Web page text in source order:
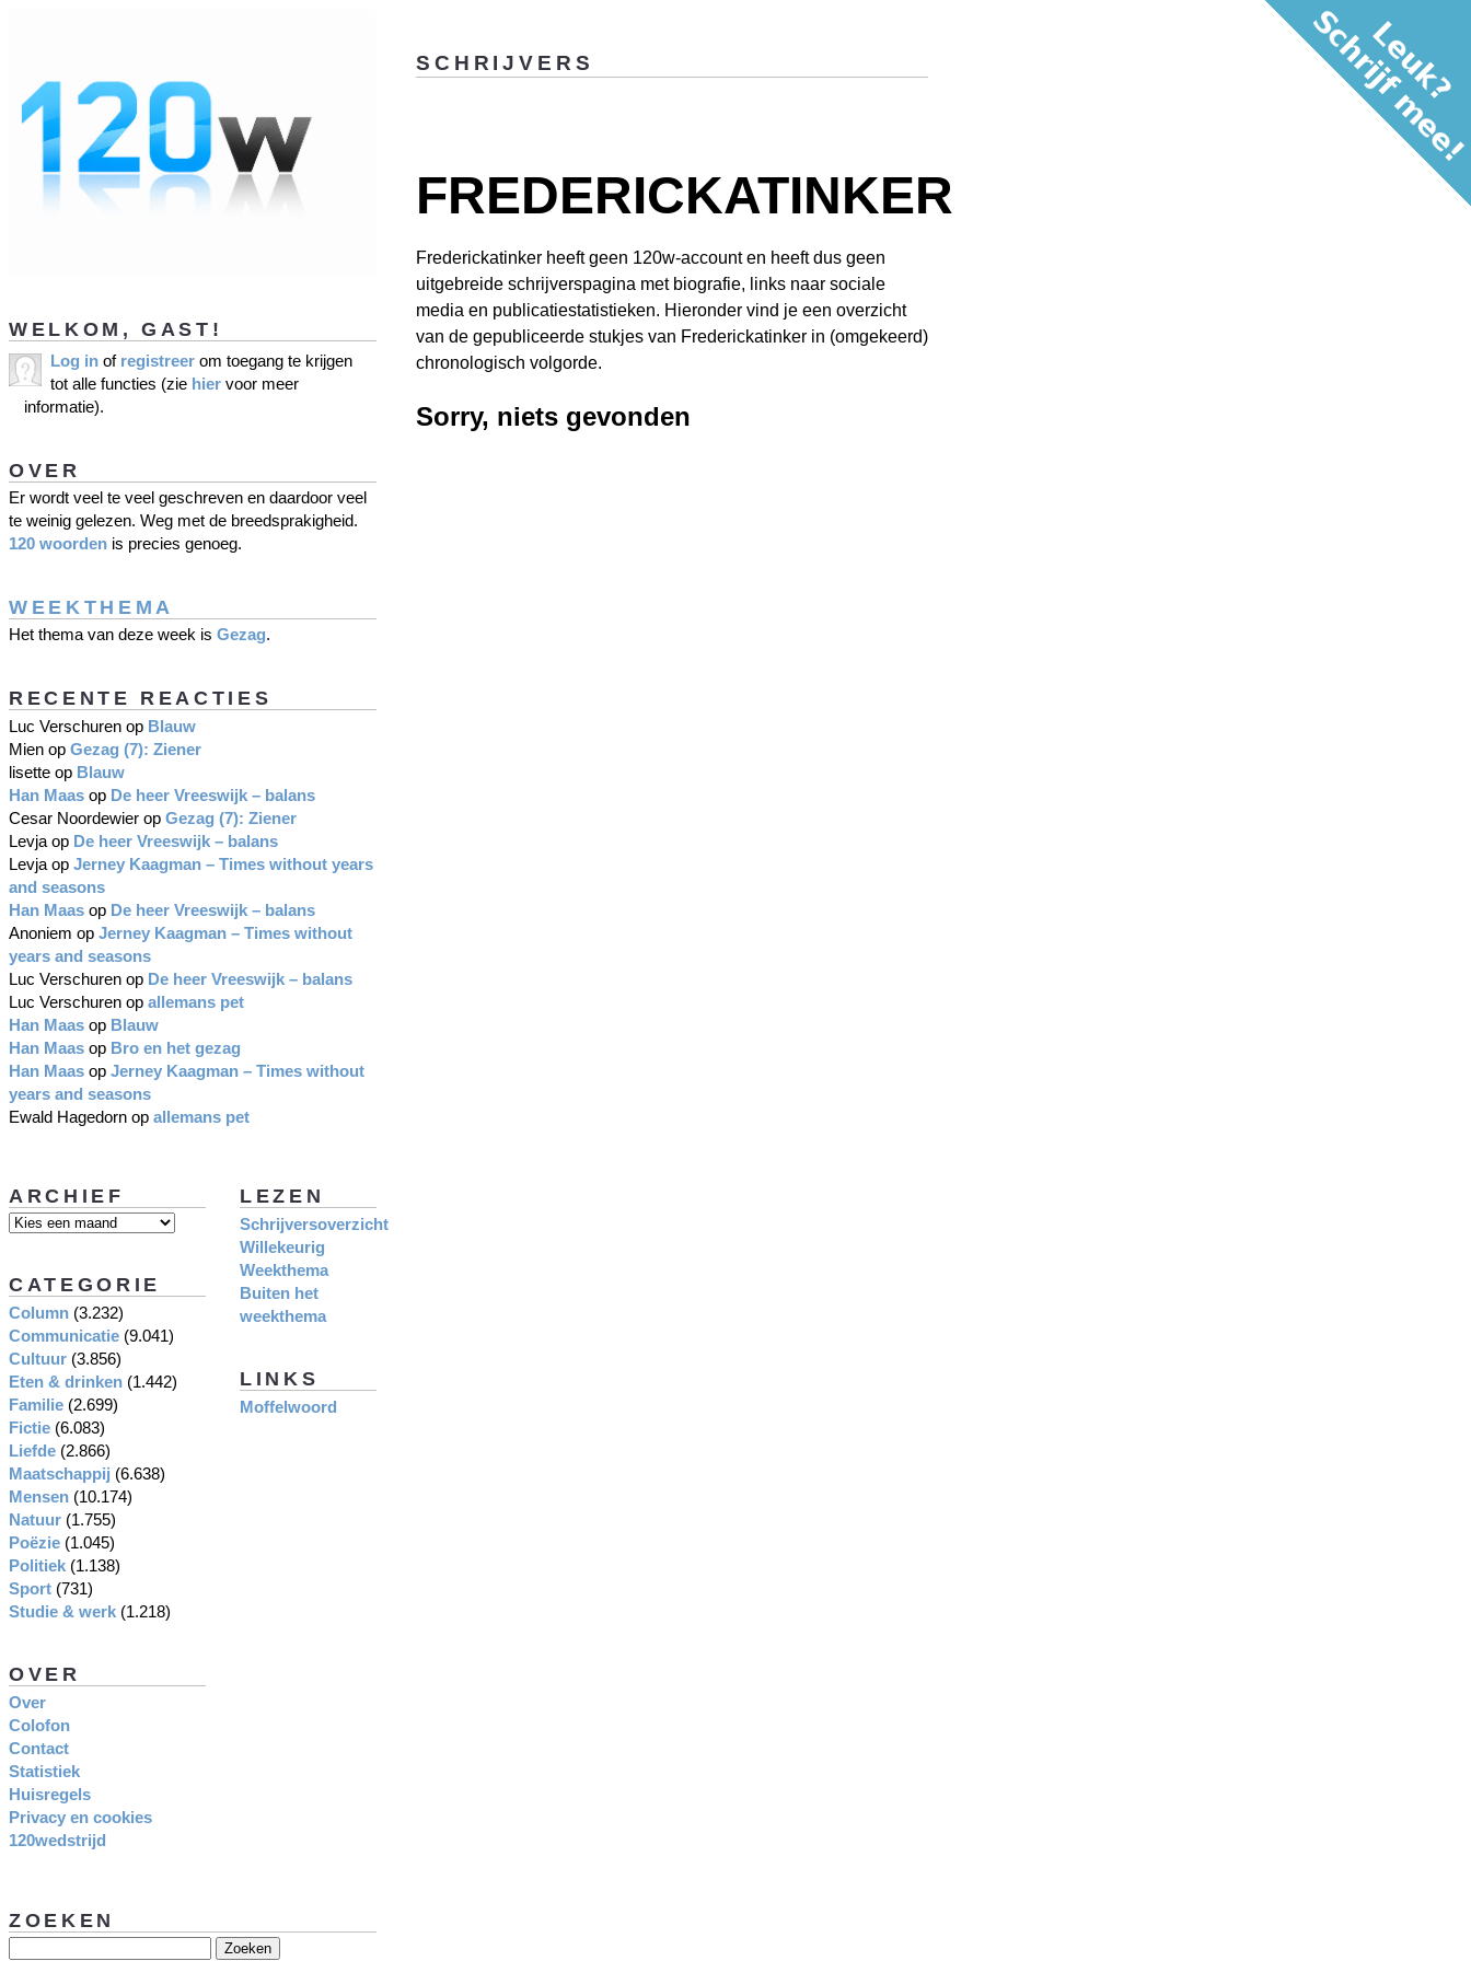
SCHRIJVERS
FREDERICKATINKER
Frederickatinker heeft geen 120w-account en heeft dus geen
uitgebreide schrijverspagina met biografie, links naar sociale
media en publicatiestatistieken. Hieronder vind je een overzicht
van de gepubliceerde stukjes van Frederickatinker in (omgekeerd)
chronologisch volgorde.
Sorry, niets gevonden
WELKOM, GAST!
Log in of registreer om toegang te krijgen
tot alle functies (zie hier voor meer
informatie).
OVER
Er wordt veel te veel geschreven en daardoor veel
te weinig gelezen. Weg met de breedsprakigheid.
120 woorden is precies genoeg.
WEEKTHEMA
Het thema van deze week is Gezag.
RECENTE REACTIES
Luc Verschuren op Blauw
Mien op Gezag (7): Ziener
lisette op Blauw
Han Maas op De heer Vreeswijk – balans
Cesar Noordewier op Gezag (7): Ziener
Levja op De heer Vreeswijk – balans
Levja op Jerney Kaagman – Times without years
and seasons
Han Maas op De heer Vreeswijk – balans
Anoniem op Jerney Kaagman – Times without
years and seasons
Luc Verschuren op De heer Vreeswijk – balans
Luc Verschuren op allemans pet
Han Maas op Blauw
Han Maas op Bro en het gezag
Han Maas op Jerney Kaagman – Times without
years and seasons
Ewald Hagedorn op allemans pet
LEZEN
Schrijversoverzicht
Willekeurig
Weekthema
Buiten het
weekthema
LINKS
Moffelwoord
ARCHIEF
CATEGORIE
Column (3.232)
Communicatie (9.041)
Cultuur (3.856)
Eten & drinken (1.442)
Familie (2.699)
Fictie (6.083)
Liefde (2.866)
Maatschappij (6.638)
Mensen (10.174)
Natuur (1.755)
Poëzie (1.045)
Politiek (1.138)
Sport (731)
Studie & werk (1.218)
OVER
Over
Colofon
Contact
Statistiek
Huisregels
Privacy en cookies
120wedstrijd
ZOEKEN